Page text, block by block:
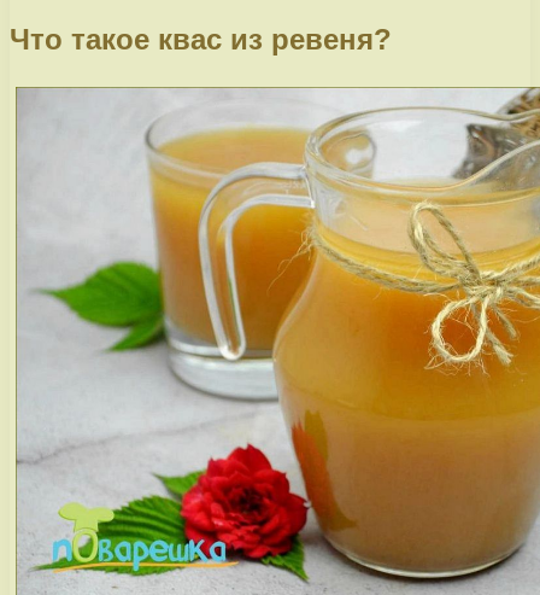
Что такое квас из ревеня?